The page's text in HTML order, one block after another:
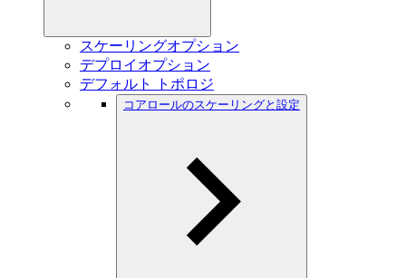
スケーリングオプション
デプロイオプション
デフォルト トポロジ
コアロールのスケーリングと設定